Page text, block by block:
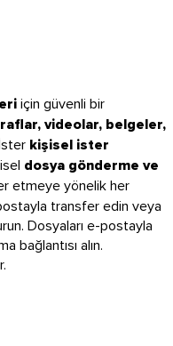
için güvenli bir
videolar, belgeler,
kişisel ister
dosya gönderme ve
etmeye yönelik her
transfer edin veya
Dosyaları e-postayla
bağlantısı alın.